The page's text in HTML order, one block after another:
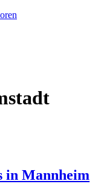
in Mannheim